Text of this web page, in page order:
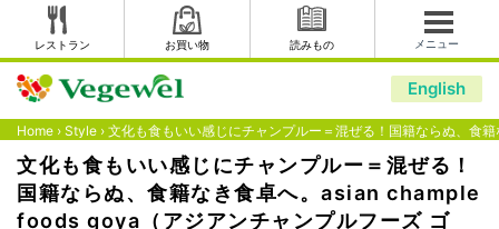
レストラン お買い物 読みもの メニュー
English
Home › Style › 文化も食もいい感じにチャンプルー＝混ぜる！国籍ならぬ、食
文化も食もいい感じにチャンプルー＝混ぜる！
国籍ならぬ、食籍なき食卓へ。asian chample
foods goya（アジアンチャンプルフーズ ゴ